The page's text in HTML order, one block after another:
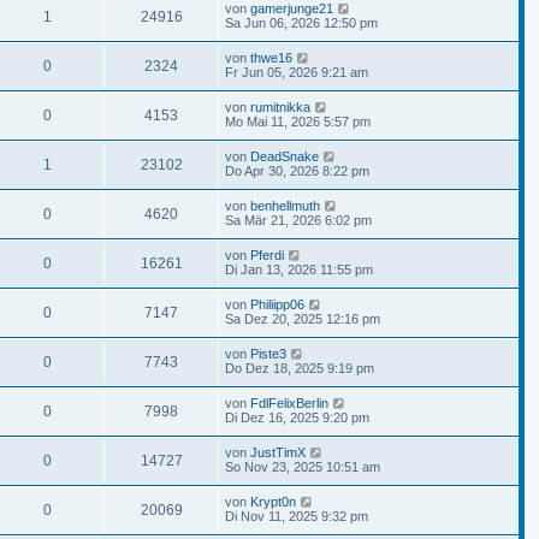
1 24916 von gamerjunge21
Sa Jun 06, 2026 12:50 pm
0 2324 von thwe16
Fr Jun 05, 2026 9:21 am
0 4153 von rumitnikka
Mo Mai 11, 2026 5:57 pm
1 23102 von DeadSnake
Do Apr 30, 2026 8:22 pm
0 4620 von benhellmuth
Sa Mär 21, 2026 6:02 pm
0 16261 von Pferdi
Di Jan 13, 2026 11:55 pm
0 7147 von Philiipp06
Sa Dez 20, 2025 12:16 pm
0 7743 von Piste3
Do Dez 18, 2025 9:19 pm
0 7998 von FdlFelixBerlin
Di Dez 16, 2025 9:20 pm
0 14727 von JustTimX
So Nov 23, 2025 10:51 am
0 20069 von Krypt0n
Di Nov 11, 2025 9:32 pm